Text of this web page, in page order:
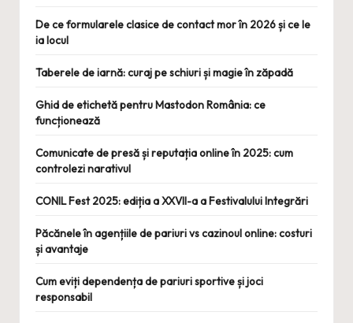
De ce formularele clasice de contact mor în 2026 și ce le
ia locul
Taberele de iarnă: curaj pe schiuri și magie în zăpadă
Ghid de etichetă pentru Mastodon România: ce
funcționează
Comunicate de presă și reputația online în 2025: cum
controlezi narativul
CONIL Fest 2025: ediția a XXVII-a a Festivalului Integrări
Păcănele în agențiile de pariuri vs cazinoul online: costuri
și avantaje
Cum eviți dependența de pariuri sportive și joci
responsabil